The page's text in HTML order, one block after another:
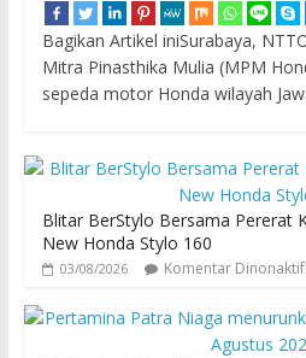
Bagikan Artikel iniSurabaya,
Mitra Pinasthika Mulia (MPM
sepeda motor Honda wilayah
Blitar BerStylo Bersama Pererat
New Honda Stylo 160
03/08/2026 Komentar